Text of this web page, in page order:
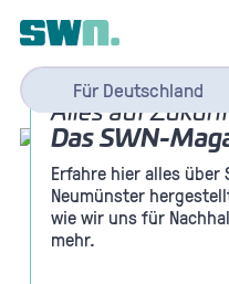
Für Deutschland
Alles auf
Das SWN-
Erfahre hier alles über
Neumünster
wie wir uns für
mehr.